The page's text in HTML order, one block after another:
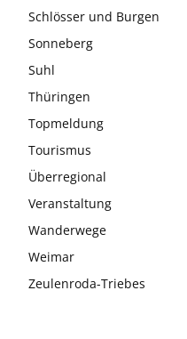
Schlösser und Burgen
Sonneberg
Suhl
Thüringen
Topmeldung
Tourismus
Überregional
Veranstaltung
Wanderwege
Weimar
Zeulenroda-Triebes